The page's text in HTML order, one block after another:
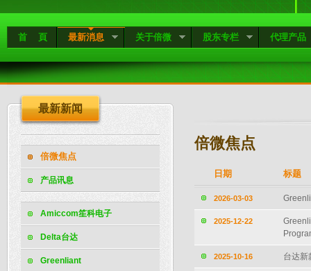
首 頁 最新消息 关于倍微 股东专栏 代理产品
最新新闻
倍微焦点
产品讯息
Amiccom笙科电子
Delta台达
Greenliant
倍微焦点
日期 标题
2026-03-03
2025-12-22
2025-10-16 台达新